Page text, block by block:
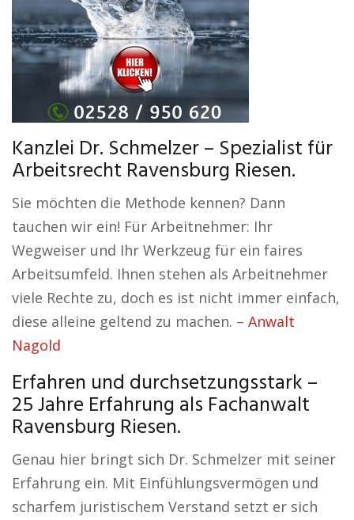
Kanzlei Dr. Schmelzer – Spezialist für
Arbeitsrecht Ravensburg Riesen.
Sie möchten die Methode kennen? Dann
tauchen wir ein! Für Arbeitnehmer: Ihr
Wegweiser und Ihr Werkzeug für ein faires
Arbeitsumfeld. Ihnen stehen als Arbeitnehmer
viele Rechte zu, doch es ist nicht immer einfach,
diese alleine geltend zu machen. – Anwalt
Nagold
Erfahren und durchsetzungsstark –
25 Jahre Erfahrung als Fachanwalt
Ravensburg Riesen.
Genau hier bringt sich Dr. Schmelzer mit seiner
Erfahrung ein. Mit Einfühlungsvermögen und
scharfem juristischem Verstand setzt er sich